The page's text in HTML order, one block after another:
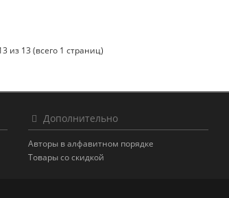
из 13 (всего 1 страниц)
Дополнительно
Авторы в алфавитном порядке
Товары со скидкой